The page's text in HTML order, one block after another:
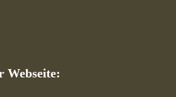
Webseite: